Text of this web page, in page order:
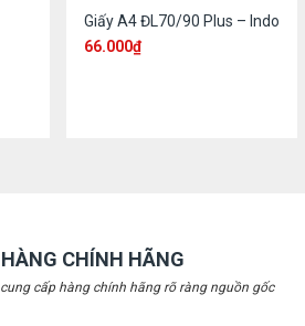
Giấy A4 ĐL70/90 Plus – Indo
66.000₫
CHÍNH HÃNG
cấp hàng chính hãng rõ ràng nguồn gốc